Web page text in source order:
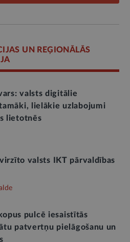
UN REĢIONĀLĀS
valsts digitālie
lielākie uzlabojumi
lietotnēs
virzīto valsts IKT pārvaldības
pulcē iesaistītās
patvertņu pielāgošanu un